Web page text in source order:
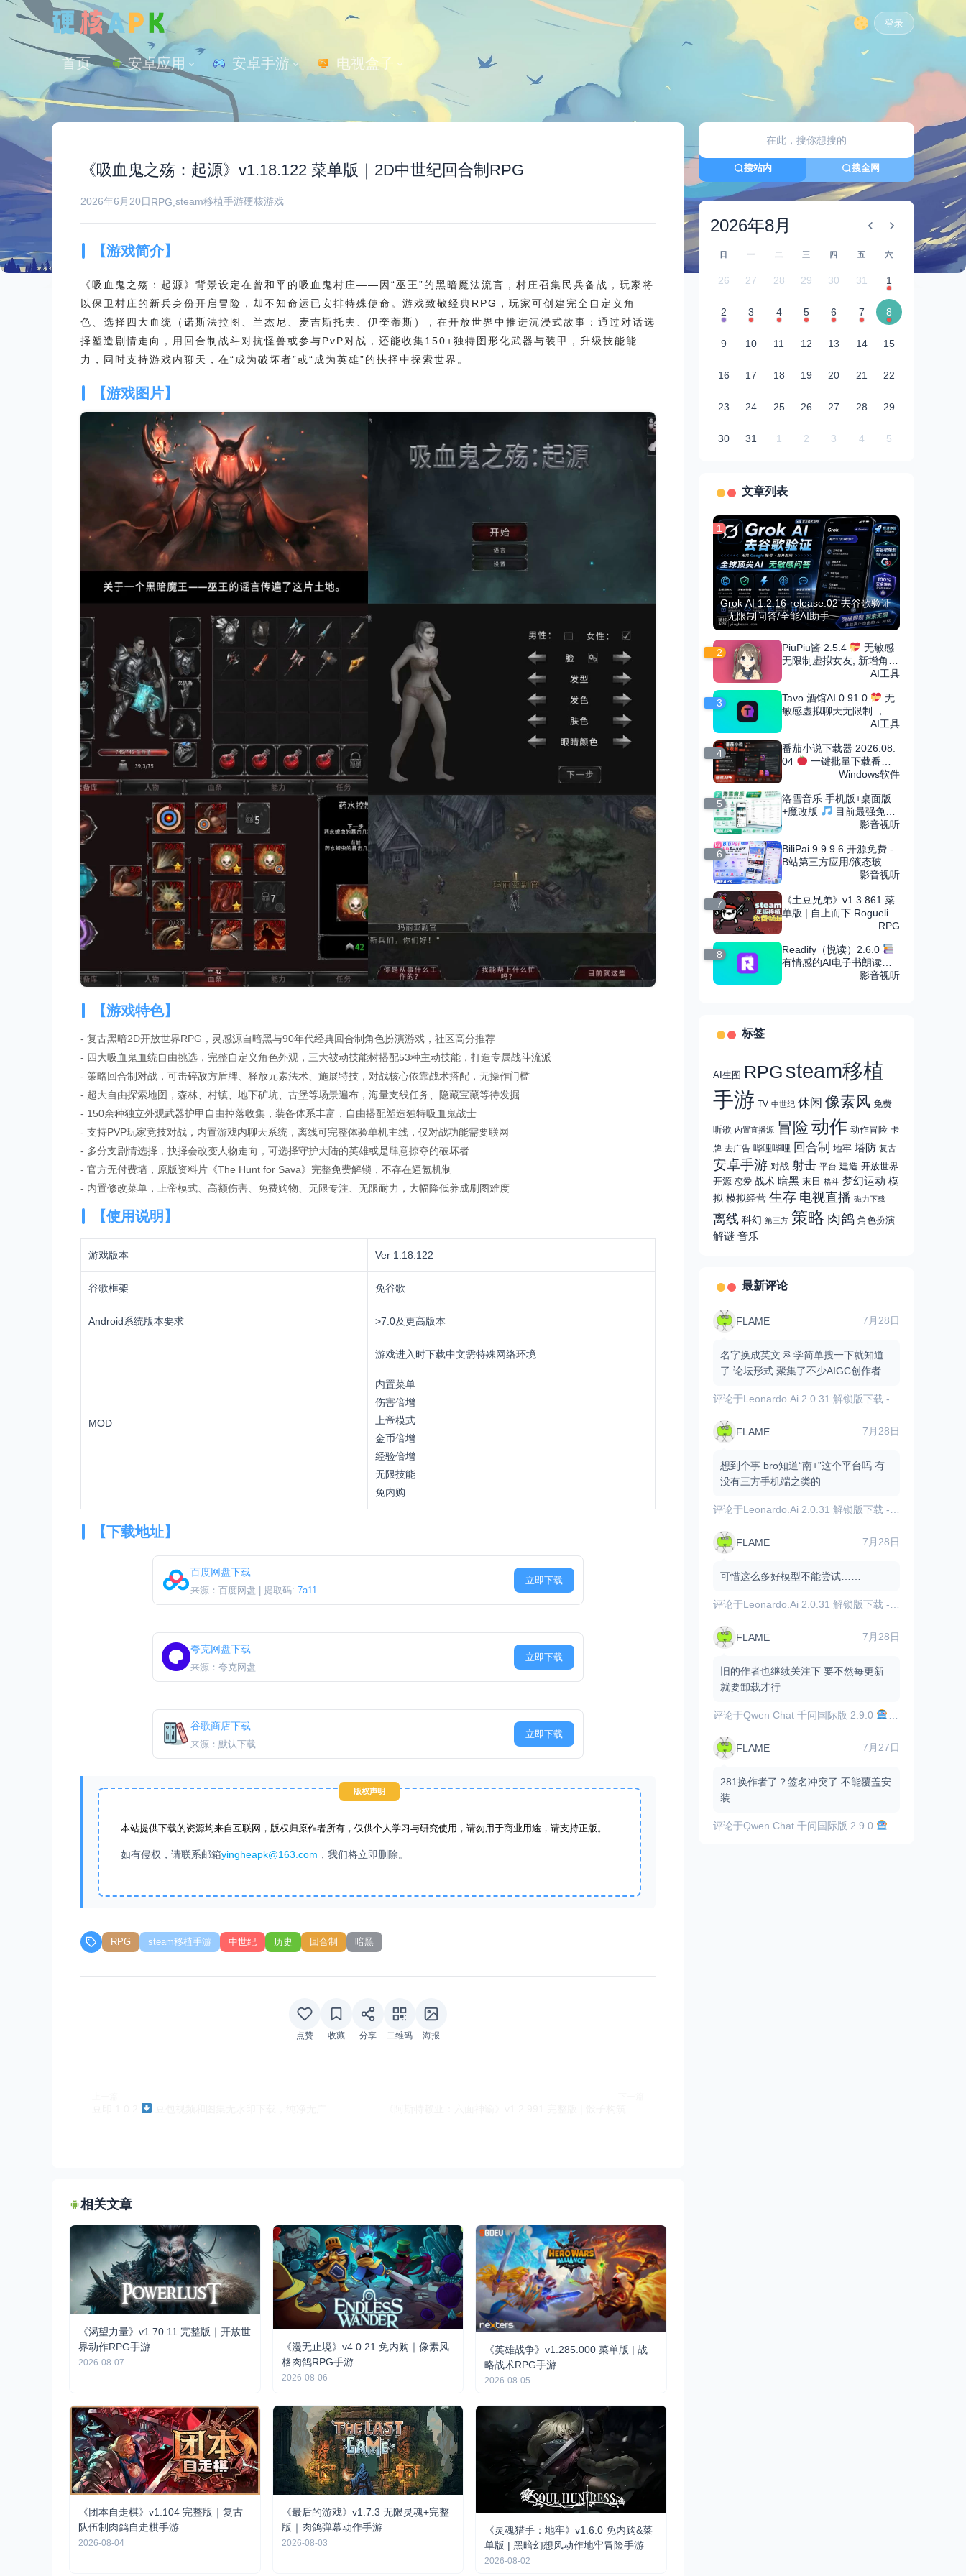
登录
首页 安卓应用 安卓手游 电视盒子
《吸血鬼之殇：起源》v1.18.122 菜单版｜2D中世纪回合制RPG
2026年6月20日 RPG steam移植手游硬核游戏
【游戏简介】
《吸血鬼之殇：起源》背景设定在曾和平的吸血鬼村庄——因“巫王”的黑暗魔法流言，村庄召集民兵备战，玩家将
以保卫村庄的新兵身份开启冒险，却不知命运已安排特殊使命。游戏致敬经典RPG，玩家可创建完全自定义角
色、选择四大血统（诺斯法拉图、兰杰尼、麦吉斯托夫、伊奎蒂斯），在开放世界中推进沉浸式故事：通过对话选
择塑造剧情走向，用回合制战斗对抗怪兽或参与PvP对战，还能收集150+独特图形化武器与装甲，升级技能能
力，同时支持游戏内聊天，在“成为破坏者”或“成为英雄”的抉择中探索世界。
【游戏图片】
【游戏特色】
- 复古黑暗2D开放世界RPG，灵感源自暗黑与90年代经典回合制角色扮演游戏，社区高分推荐
- 四大吸血鬼血统自由挑选，完整自定义角色外观，三大被动技能树搭配53种主动技能，打造专属战斗流派
- 策略回合制对战，可击碎敌方盾牌、释放元素法术、施展特技，对战核心依靠战术搭配，无操作门槛
- 超大自由探索地图，森林、村镇、地下矿坑、古堡等场景遍布，海量支线任务、隐藏宝藏等待发掘
- 150余种独立外观武器护甲自由掉落收集，装备体系丰富，自由搭配塑造独特吸血鬼战士
- 支持PVP玩家竞技对战，内置游戏内聊天系统，离线可完整体验单机主线，仅对战功能需要联网
- 多分支剧情选择，抉择会改变人物走向，可选择守护大陆的英雄或是肆意掠夺的破坏者
- 官方无付费墙，原版资料片《The Hunt for Sava》完整免费解锁，不存在逼氪机制
- 内置修改菜单，上帝模式、高额伤害、免费购物、无限专注、无限耐力，大幅降低养成刷图难度
【使用说明】
游戏版本 Ver 1.18.122
谷歌框架 免谷歌
Android系统版本要求 >7.0及更高版本
MOD
游戏进入时下载中文需特殊网络环境
内置菜单
伤害倍增
上帝模式
金币倍增
经验倍增
无限技能
免内购
【下载地址】
百度网盘下载
来源：百度网盘 | 提取码: 7a11
立即下载
夸克网盘下载
来源：夸克网盘
立即下载
谷歌商店下载
来源：默认下载
立即下载
版权声明
本站提供下载的资源均来自互联网，版权归原作者所有，仅供个人学习与研究使用，请勿用于商业用途，请支持正版。
如有侵权，请联系邮箱yingheapk@163.com ，我们将立即删除。
RPG steam移植手游 中世纪 历史 回合制 暗黑
点赞 收藏 分享 二维码 海报
相关文章
《渴望力量》v1.70.11 完整版｜开放世
界动作RPG手游
2026-08-07
《漫无止境》v4.0.21 免内购｜像素风
格肉鸽RPG手游
2026-08-06
《英雄战争》v1.285.000 菜单版 | 战
略战术RPG手游
2026-08-05
《团本自走棋》v1.104 完整版｜复古
队伍制肉鸽自走棋手游
2026-08-04
《最后的游戏》v1.7.3 无限灵魂+完整
版｜肉鸽弹幕动作手游
2026-08-03
《灵魂猎手：地牢》v1.6.0 免内购&菜
单版 | 黑暗幻想风动作地牢冒险手游
2026-08-02
搜站内 搜全网
2026年8月
日 一 二 三 四 五 六
26 27 28 29 30 31 1
2 3 4 5 6 7 8
9 10 11 12 13 14 15
16 17 18 19 20 21 22
23 24 25 26 27 28 29
30 31 1 2 3 4 5
文章列表
1
Grok AI 1.2.16-release.02 去谷歌验证
- 无限制问答/全能AI助手
2 PiuPiu酱 2.5.4
无敏感
无限制虚拟女友, 新增角色
AI工具
3 Tavo 酒馆AI 0.91.0
无
敏感虚拟聊天无限制 ，可
AI工具
4
番茄小说下载器 2026.08.
04
一键批量下载番茄
Windows软件
5
洛雪音乐 手机版+桌面版
+魔改版
目前最强免费
音乐软件，支持无损下载
影音视听
6
BiliPai 9.9.9.6 开源免费 -
B站第三方应用/液态玻璃
影音视听
7
《土豆兄弟》v1.3.861 菜
单版 | 自上而下 Roguelike
RPG
8
Readify（悦读）2.6.0
有情感的AI电子书朗读，
多国语言，支持多格式
影音视听
标签
AI生图 RPG steam移植
手游 TV 中世纪 休闲 像素风 免费
听歌 内置直播源 冒险 动作 动作冒险 卡
牌 去广告 哔哩哔哩 回合制 地牢 塔防 复古
安卓手游 对战 射击 平台 建造 开放世界
开源 恋爱 战术 暗黑 末日 格斗 梦幻运动 模
拟 模拟经营 生存 电视直播 磁力下载
离线 科幻 第三方 策略 肉鸽 角色扮演
解谜 音乐
最新评论
FLAME 7月28日
名字换成英文 科学简单搜一下就知道
了 论坛形式 聚集了不少AIGC创作者和
评论于Leonardo.Ai 2.0.31 解锁版下载 - 内置GPT图像模型/AI图像视频生成
FLAME 7月28日
想到个事 bro知道“南+”这个平台吗 有
没有三方手机端之类的
评论于Leonardo.Ai 2.0.31 解锁版下载 - 内置GPT图像模型/AI图像视频生成
FLAME 7月28日
可惜这么多好模型不能尝试……
评论于Leonardo.Ai 2.0.31 解锁版下载 - 内置GPT图像模型/AI图像视频生成
FLAME 7月28日
旧的作者也继续关注下 要不然每更新
就要卸载才行
评论于Qwen Chat 千问国际版 2.9.0
FLAME 7月27日
281换作者了？签名冲突了 不能覆盖安
装
评论于Qwen Chat 千问国际版 2.9.0